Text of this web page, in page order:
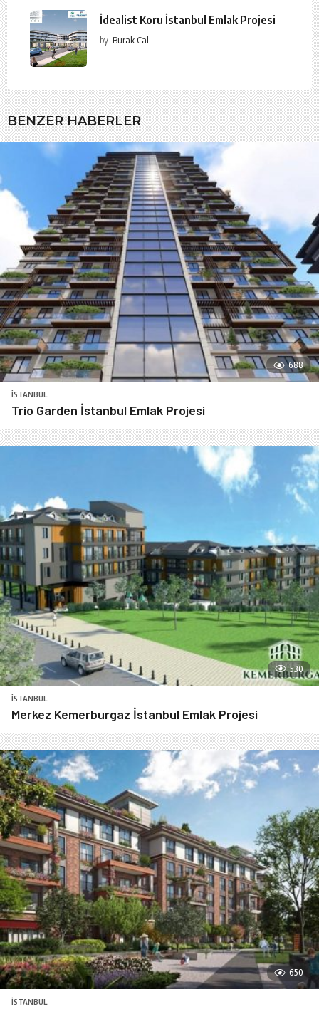
İdealist Koru İstanbul Emlak Projesi
by Burak Cal
BENZER HABERLER
688
İSTANBUL
Trio Garden İstanbul Emlak Projesi
530
İSTANBUL
Merkez Kemerburgaz İstanbul Emlak Projesi
650
İSTANBUL